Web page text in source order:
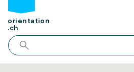
orientation
.ch